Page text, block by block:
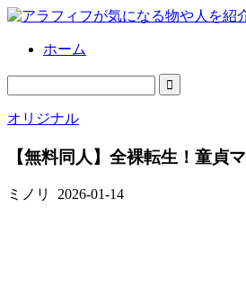
ホーム
オリジナル
【無料同人】全裸転生！童貞
ミノリ 2026-01-14